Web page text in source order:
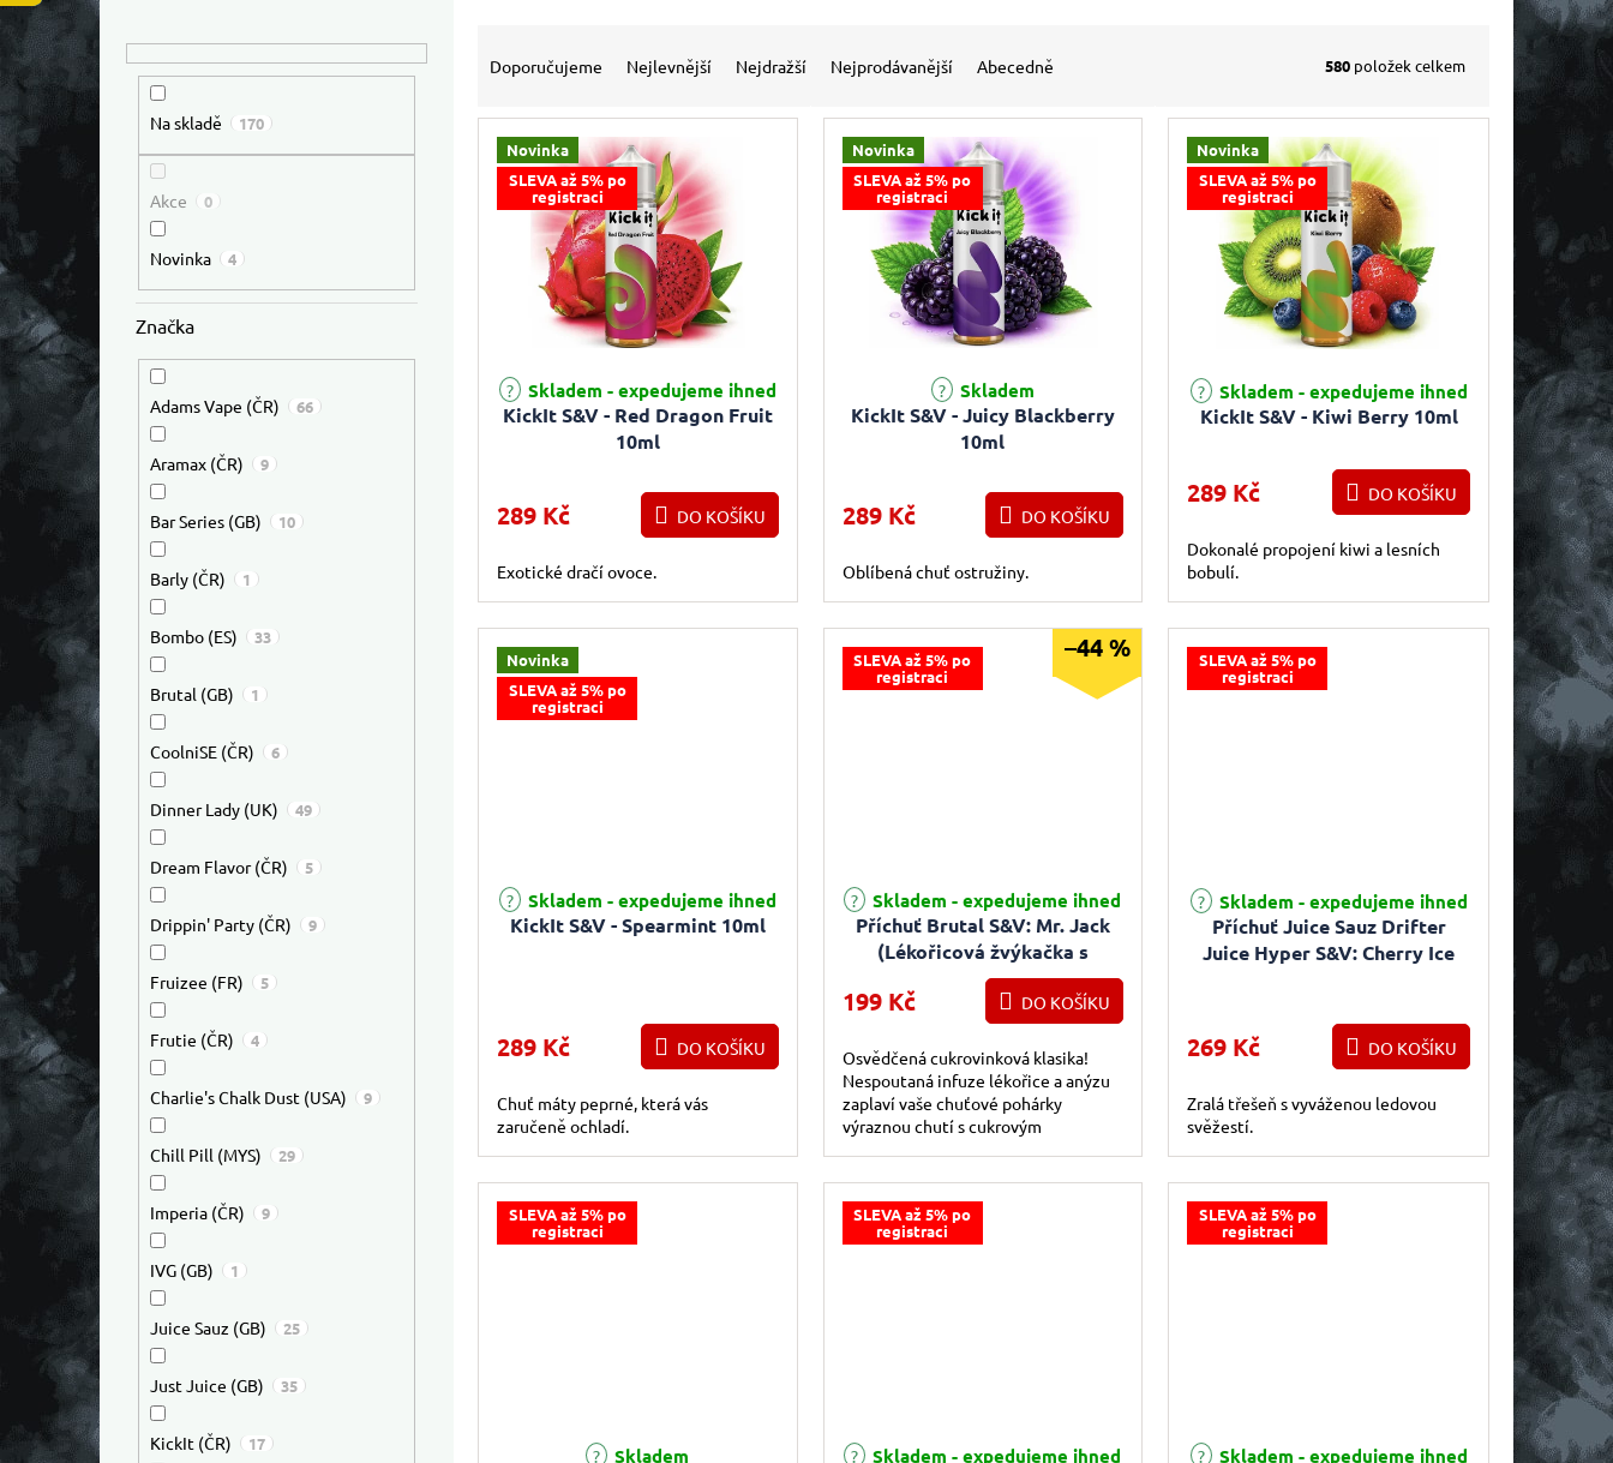
Na skladě 170
Akce 0
Novinka 4
Značka
Adams Vape (ČR) 66
Aramax (ČR) 9
Bar Series (GB) 10
Barly (ČR) 1
Bombo (ES) 33
Brutal (GB) 1
CoolniSE (ČR) 6
Dinner Lady (UK) 49
Dream Flavor (ČR) 5
Drippin' Party (ČR) 9
Fruizee (FR) 5
Frutie (ČR) 4
Charlie's Chalk Dust (USA) 9
Chill Pill (MYS) 29
Imperia (ČR) 9
IVG (GB) 1
Juice Sauz (GB) 25
Just Juice (GB) 35
KickIt (ČR) 17
Doporučujeme Nejlevnější Nejdražší Nejprodávanější Abecedně 580 položek celkem
Novinka
SLEVA až 5% po
registraci
KickIt S&V - Red Dragon Fruit
10ml
Skladem - expedujeme ihned
289 Kč DO KOŠÍKU
Exotické dračí ovoce.
Novinka
SLEVA až 5% po
registraci
KickIt S&V - Juicy Blackberry
10ml
Skladem
289 Kč DO KOŠÍKU
Oblíbená chuť ostružiny.
Novinka
SLEVA až 5% po
registraci
KickIt S&V - Kiwi Berry 10ml
Skladem - expedujeme ihned
289 Kč DO KOŠÍKU
Dokonalé propojení kiwi a lesních
bobulí.
Novinka
SLEVA až 5% po
registraci
KickIt S&V - Spearmint 10ml
Skladem - expedujeme ihned
289 Kč DO KOŠÍKU
Chuť máty peprné, která vás
zaručeně ochladí.
SLEVA až 5% po
registraci
–44 %
Příchuť Brutal S&V: Mr. Jack
(Lékořicová žvýkačka s
anýzem) 10ml
Skladem - expedujeme ihned
199 Kč DO KOŠÍKU
Osvědčená cukrovinková klasika!
Nespoutaná infuze lékořice a anýzu
zaplaví vaše chuťové pohárky
výraznou chutí s cukrovým
SLEVA až 5% po
registraci
Příchuť Juice Sauz Drifter
Juice Hyper S&V: Cherry Ice
Skladem - expedujeme ihned
269 Kč DO KOŠÍKU
Zralá třešeň s vyváženou ledovou
svěžestí.
SLEVA až 5% po
registraci
Skladem
SLEVA až 5% po
registraci
Skladem - expedujeme ihned
SLEVA až 5% po
registraci
Skladem - expedujeme ihned